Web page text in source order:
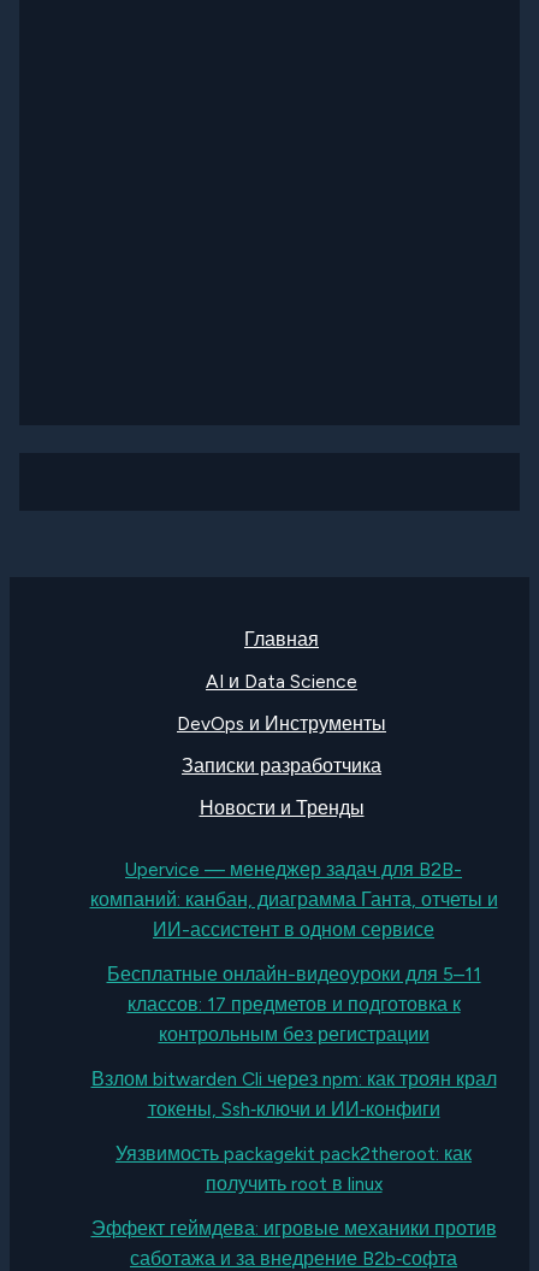
Главная
AI и Data Science
DevOps и Инструменты
Записки разработчика
Новости и Тренды
Upervice — менеджер задач для B2B-
компаний: канбан, диаграмма Ганта, отчеты и
ИИ-ассистент в одном сервисе
Бесплатные онлайн-видеоуроки для 5–11
классов: 17 предметов и подготовка к
контрольным без регистрации
Взлом bitwarden Cli через npm: как троян крал
токены, Ssh‑ключи и ИИ‑конфиги
Уязвимость packagekit pack2theroot: как
получить root в linux
Эффект геймдева: игровые механики против
саботажа и за внедрение B2b‑софта